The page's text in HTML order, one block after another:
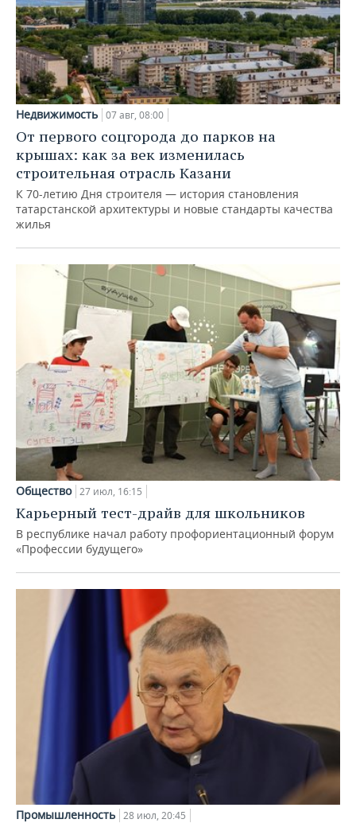
Недвижимость 07 авг, 08:00
От первого соцгорода до парков на
крышах: как за век изменилась
строительная отрасль Казани
К 70-летию Дня строителя — история становления
татарстанской архитектуры и новые стандарты качества
жилья
Общество 27 июл, 16:15
Карьерный тест-драйв для школьников
В республике начал работу профориентационный форум
«Профессии будущего»
Промышленность 28 июл, 20:45